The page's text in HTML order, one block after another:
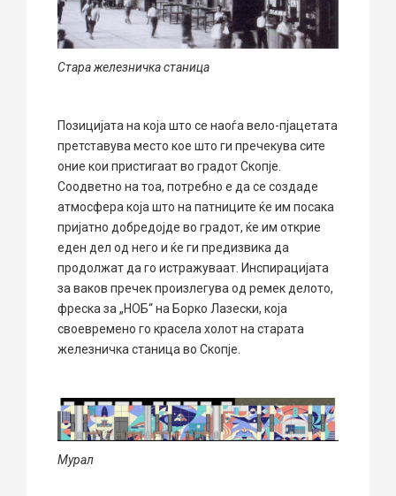
Стара железничка станица
Позицијата на која што се наоѓа вело-пјацетата
претставува место кое што ги пречекува сите
оние кои пристигаат во градот Скопје.
Соодветно на тоа, потребно е да се создаде
атмосфера која што на патниците ќе им посака
пријатно добредојде во градот, ќе им открие
еден дел од него и ќе ги предизвика да
продолжат да го истражуваат. Инспирацијата
за ваков пречек произлегува од ремек делото,
фреска за „НОБ“ на Борко Лазески, која
своевремено го красела холот на старата
железничка станица во Скопје.
Мурал